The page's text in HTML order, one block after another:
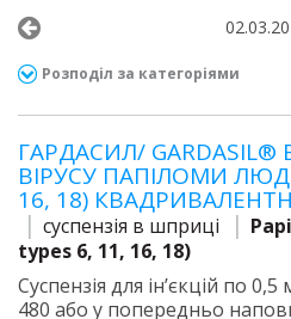
Розподіл за категоріями
ГАРДАСИЛ/
ВІРУСУ ПАПІЛОМИ
16, 18)
суспензія в шприці
types 6, 11, 16, 18)
Суспензія для ін’єкцій по
480 або у попередньо